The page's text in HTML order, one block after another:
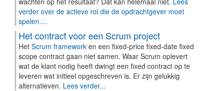
verder over de actieve rol die de opdrachtgever moet
spelen....
Het contract voor een Scrum project
Het Scrum framework en een fixed-price fixed-date fixed
scope contract gaan niet samen. Waar Scrum oplevert
wat de klant nodig heeft dwingt een fixed contract op te
leveren wat initieel opgeschreven is. Er zijn gelukkig
alternatieven. Lees verder...